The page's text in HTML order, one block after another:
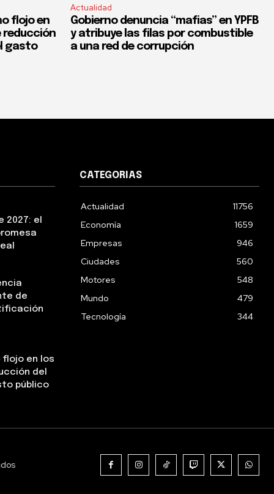
flojo en
reducción
gasto
Actualidad
Gobierno denuncia “mafias” en YPFB
y atribuye las filas por combustible
a una red de corrupción
2027: el
de
flojo en los
del
público
CATEGORIAS
Actualidad
11756
Economía
1659
Empresas
946
Ciudades
560
Motores
548
Mundo
479
Tecnología
344